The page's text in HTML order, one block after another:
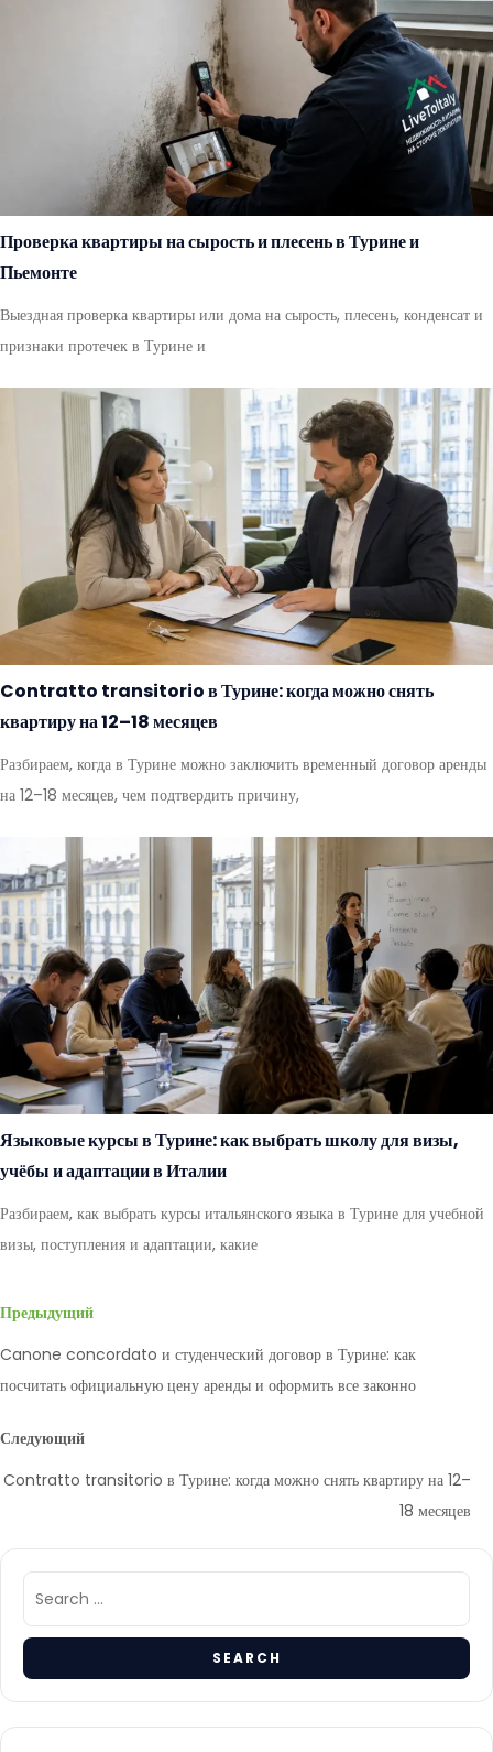
Проверка квартиры на сырость и плесень в Турине и
Пьемонте
Выездная проверка квартиры или дома на сырость, плесень, конденсат и
признаки протечек в Турине и
Contratto transitorio в Турине: когда можно снять
квартиру на 12–18 месяцев
Разбираем, когда в Турине можно заключить временный договор аренды
на 12–18 месяцев, чем подтвердить причину,
Языковые курсы в Турине: как выбрать школу для визы,
учёбы и адаптации в Италии
Разбираем, как выбрать курсы итальянского языка в Турине для учебной
визы, поступления и адаптации, какие
Предыдущий
Canone concordato и студенческий договор в Турине: как
посчитать официальную цену аренды и оформить все законно
Следующий
Contratto transitorio в Турине: когда можно снять квартиру на 12–
18 месяцев